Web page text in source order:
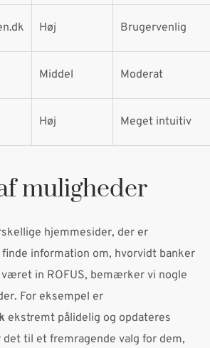
Høj Brugervenlig
Middel Moderat
Høj Meget intuitiv
muligheder
hjemmesider, der er
information om, hvorvidt banker
været in ROFUS, bemærker vi nogle
For eksempel er
ekstremt pålidelig og opdateres
til et fremragende valg for dem,